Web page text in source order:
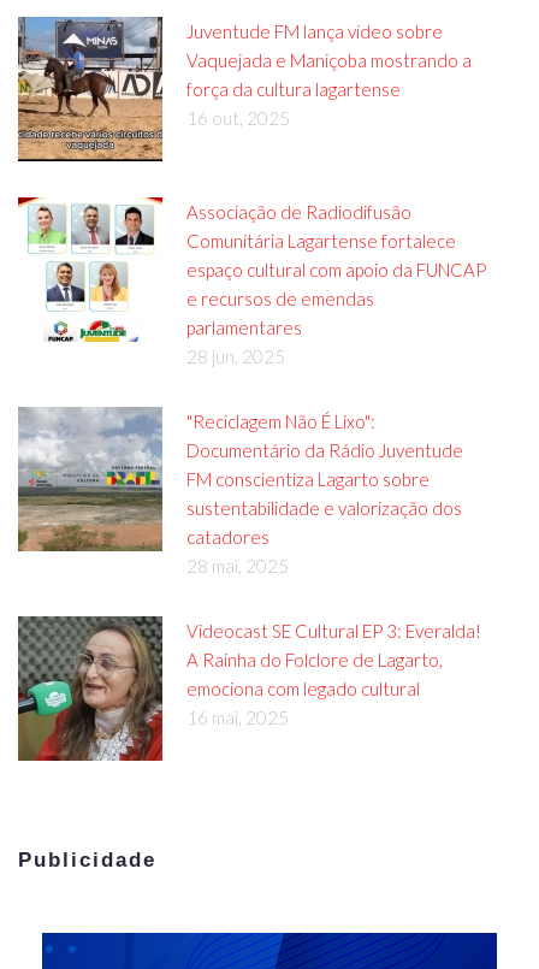
Juventude FM lança vídeo sobre
Vaquejada e Maniçoba mostrando a
força da cultura lagartense
16 out, 2025
Associação de Radiodifusão
Comunitária Lagartense fortalece
espaço cultural com apoio da FUNCAP
e recursos de emendas
parlamentares
28 jun, 2025
"Reciclagem Não É Lixo":
Documentário da Rádio Juventude
FM conscientiza Lagarto sobre
sustentabilidade e valorização dos
catadores
28 mai, 2025
Videocast SE Cultural EP 3: Everalda!
A Rainha do Folclore de Lagarto,
emociona com legado cultural
16 mai, 2025
Publicidade